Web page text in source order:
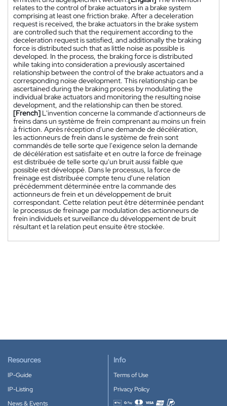
relates to the control of brake actuators in a brake system
comprising at least one friction brake. After a deceleration
request is received, the brake actuators in the brake system
are controlled such that the requirement according to the
deceleration request is satisfied, and additionally the braking
force is distributed such that as little noise as possible is
developed. In the process, the braking force is distributed
while taking into consideration a previously ascertained
relationship between the control of the brake actuators and a
corresponding noise development. This relationship can be
ascertained during the braking process by modulating the
individual brake actuators and monitoring the resulting noise
development, and the relationship can then be stored.
[French] L'invention concerne la commande d'actionneurs de
freins dans un système de frein comprenant au moins un frein
à friction. Après réception d'une demande de décélération,
les actionneurs de frein dans le système de frein sont
commandés de telle sorte que l'exigence selon la demande
de décélération est satisfaite et en outre la force de freinage
est distribuée de telle sorte qu'un bruit aussi faible que
possible est développé. Dans le processus, la force de
freinage est distribuée compte tenu d'une relation
précédemment déterminée entre la commande des
actionneurs de frein et un développement de bruit
correspondant. Cette relation peut être déterminée pendant
le processus de freinage par modulation des actionneurs de
frein individuels et surveillance du développement de bruit
résultant et la relation peut ensuite être stockée.
Resources
IP-Guide
IP-Listing
News & Events
Info
Terms of Use
Privacy Policy